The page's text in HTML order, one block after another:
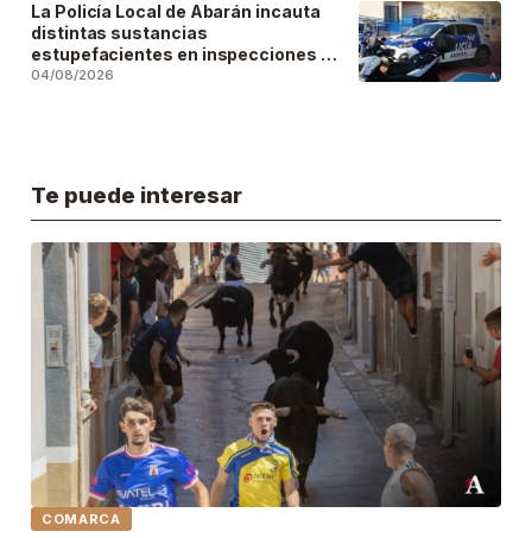
La Policía Local de Abarán incauta
distintas sustancias
estupefacientes en inspecciones a
locales públicos del municipio
04/08/2026
Te puede interesar
COMARCA